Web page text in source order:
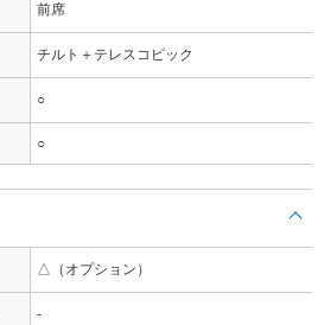
前席
チルト＋テレスコピック
○
○
△（オプション）
-